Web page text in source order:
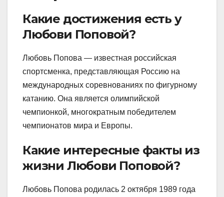
Какие достижения есть у
Любови Поповой?
Любовь Попова — известная российская
спортсменка, представляющая Россию на
международных соревнованиях по фигурному
катанию. Она является олимпийской
чемпионкой, многократным победителем
чемпионатов мира и Европы.
Какие интересные факты из
жизни Любови Поповой?
Любовь Попова родилась 2 октября 1989 года